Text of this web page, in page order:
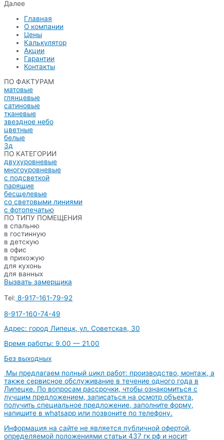
Далее
Главная
О компании
Цены
Калькулятор
Акции
Гарантии
Контакты
ПО ФАКТУРАМ
матовые
глянцевые
сатиновые
тканевые
звездное небо
цветные
белые
3д
ПО КАТЕГОРИИ
двухуровневые
многоуровневые
с подсветкой
парящие
бесщелевые
со световыми линиями
с фотопечатью
ПО ТИПУ ПОМЕЩЕНИЯ
в спальню
в гостинную
в детскую
в офис
в прихожую
для кухонь
для ванных
Вызвать замерщика
Tel: 8-917-161-79-92
8-917-160-74-49
Адрес: город Липецк, ул. Советская, 30
Время работы: 9.00 — 21.00
Без выходных
Мы предлагаем полный цикл работ: производство, монтаж, а
также сервисное обслуживание в течение одного года в
Липецке. По вопросам рассрочки, чтобы ознакомиться с
лучшим предложением, записаться на осмотр объекта,
получить специальное предложение, заполните форму,
напишите в whatsapp или позвоните по телефону.
Информация на сайте не является публичной офертой,
определяемой положениями статьи 437 гк рф и носит